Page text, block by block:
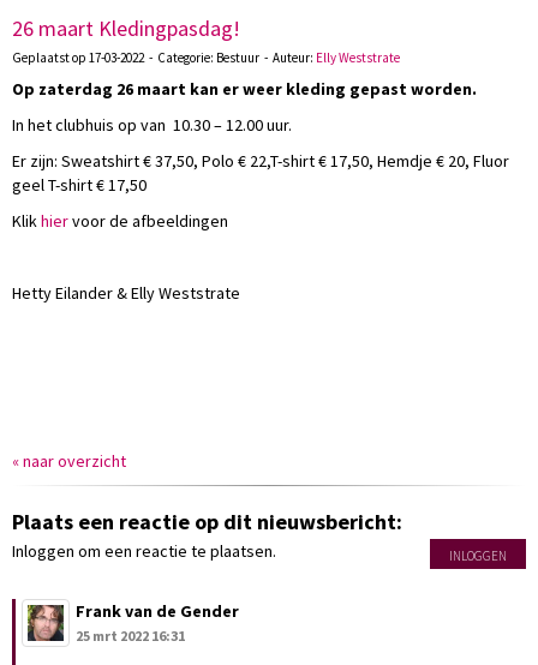
26 maart Kledingpasdag!
Geplaatst op 17-03-2022 - Categorie: Bestuur - Auteur: Elly Weststrate
Op zaterdag 26 maart kan er weer kleding gepast worden.
In het clubhuis op van 10.30 – 12.00 uur.
Er zijn: Sweatshirt € 37,50, Polo € 22,T-shirt € 17,50, Hemdje € 20, Fluor
geel T-shirt € 17,50
Klikhiervoor de afbeeldingen
Hetty Eilander & Elly Weststrate
« naar overzicht
Plaats een reactie op dit nieuwsbericht:
Inloggen om een reactie te plaatsen. INLOGGEN
Frank van de Gender
25 mrt 2022 16:31